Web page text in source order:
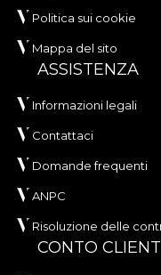
Politica sui cookie
Mappa del sito
ASSISTENZA
Informazioni legali
Contattaci
Domande frequenti
ANPC
Risoluzione delle
CONTO